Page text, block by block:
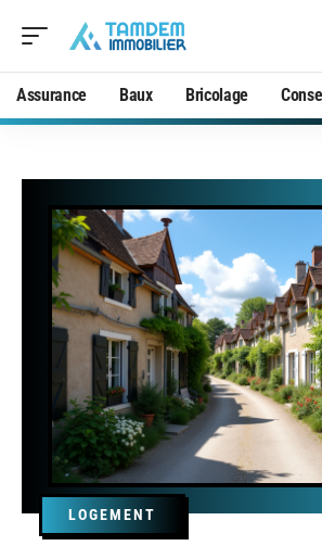
Assurance Baux Bricolage
LOGEMENT